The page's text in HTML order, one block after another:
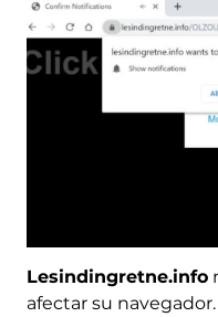
Lesindingretne.info
afectar su navegador.